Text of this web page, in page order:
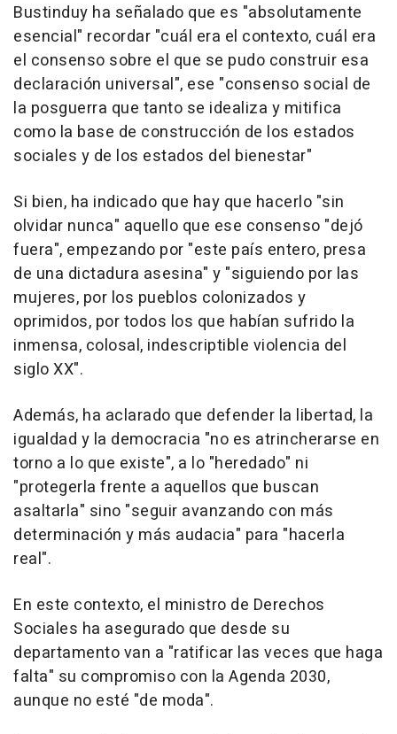
Bustinduy ha señalado que es "absolutamente
esencial" recordar "cuál era el contexto, cuál era
el consenso sobre el que se pudo construir esa
declaración universal", ese "consenso social de
la posguerra que tanto se idealiza y mitifica
como la base de construcción de los estados
sociales y de los estados del bienestar"
Si bien, ha indicado que hay que hacerlo "sin
olvidar nunca" aquello que ese consenso "dejó
fuera", empezando por "este país entero, presa
de una dictadura asesina" y "siguiendo por las
mujeres, por los pueblos colonizados y
oprimidos, por todos los que habían sufrido la
inmensa, colosal, indescriptible violencia del
siglo XX".
Además, ha aclarado que defender la libertad, la
igualdad y la democracia "no es atrincherarse en
torno a lo que existe", a lo "heredado" ni
"protegerla frente a aquellos que buscan
asaltarla" sino "seguir avanzando con más
determinación y más audacia" para "hacerla
real".
En este contexto, el ministro de Derechos
Sociales ha asegurado que desde su
departamento van a "ratificar las veces que haga
falta" su compromiso con la Agenda 2030,
aunque no esté "de moda".